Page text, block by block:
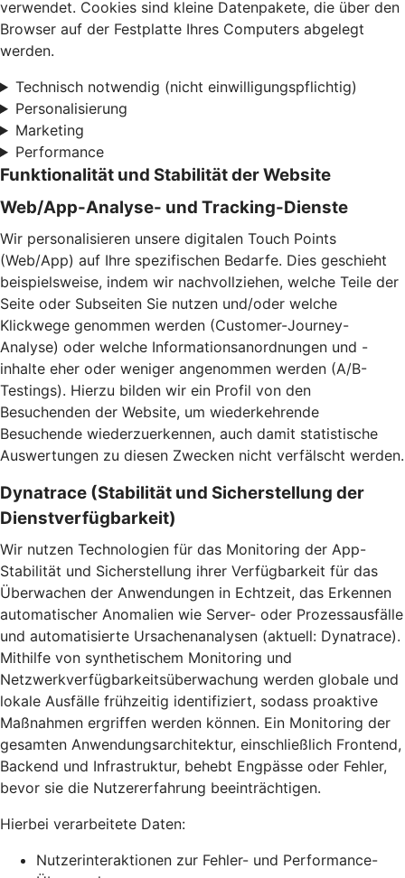
verwendet. Cookies sind kleine Datenpakete, die über den
Browser auf der Festplatte Ihres Computers abgelegt
werden.
Technisch notwendig (nicht einwilligungspflichtig)
Personalisierung
Marketing
Performance
Funktionalität und Stabilität der Website
Web/App-Analyse- und Tracking-Dienste
Wir personalisieren unsere digitalen Touch Points
(Web/App) auf Ihre spezifischen Bedarfe. Dies geschieht
beispielsweise, indem wir nachvollziehen, welche Teile der
Seite oder Subseiten Sie nutzen und/oder welche
Klickwege genommen werden (Customer-Journey-
Analyse) oder welche Informationsanordnungen und -
inhalte eher oder weniger angenommen werden (A/B-
Testings). Hierzu bilden wir ein Profil von den
Besuchenden der Website, um wiederkehrende
Besuchende wiederzuerkennen, auch damit statistische
Auswertungen zu diesen Zwecken nicht verfälscht werden.
Dynatrace (Stabilität und Sicherstellung der
Dienstverfügbarkeit)
Wir nutzen Technologien für das Monitoring der App-
Stabilität und Sicherstellung ihrer Verfügbarkeit für das
Überwachen der Anwendungen in Echtzeit, das Erkennen
automatischer Anomalien wie Server- oder Prozessausfälle
und automatisierte Ursachenanalysen (aktuell: Dynatrace).
Mithilfe von synthetischem Monitoring und
Netzwerkverfügbarkeitsüberwachung werden globale und
lokale Ausfälle frühzeitig identifiziert, sodass proaktive
Maßnahmen ergriffen werden können. Ein Monitoring der
gesamten Anwendungsarchitektur, einschließlich Frontend,
Backend und Infrastruktur, behebt Engpässe oder Fehler,
bevor sie die Nutzererfahrung beeinträchtigen.
Hierbei verarbeitete Daten:
Nutzerinteraktionen zur Fehler- und Performance-